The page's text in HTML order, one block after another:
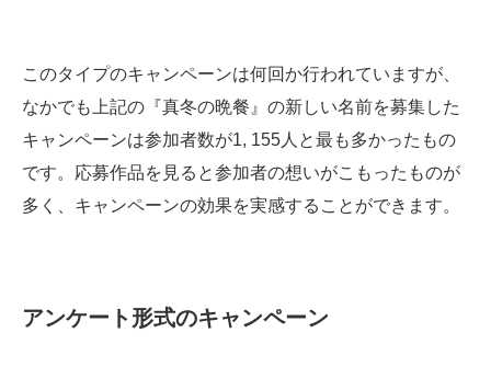
このタイプのキャンペーンは何回か行われていますが、
なかでも上記の『真冬の晩餐』の新しい名前を募集した
キャンペーンは参加者数が1, 155人と最も多かったもの
です。応募作品を見ると参加者の想いがこもったものが
多く、キャンペーンの効果を実感することができます。
アンケート形式のキャンペーン